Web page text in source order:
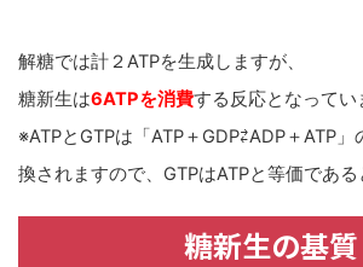
解糖では計２ATPを生成しますが、
糖新生は6ATPを消費する反応となってい
※ATPとGTPは「ATP＋GDP⇄ADP＋ATP
換されますので、GTPはATPと等価である
糖新生の基質